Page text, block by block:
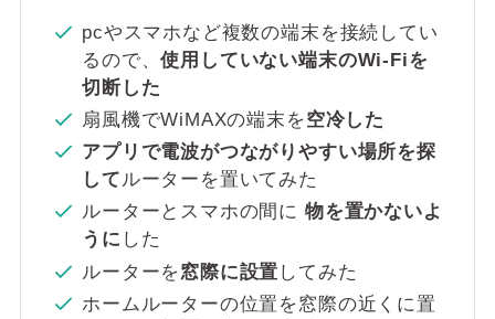
pcやスマホなど複数の端末を接続してい
るので、使用していない端末のWi-Fiを
切断した
扇風機でWiMAXの端末を空冷した
アプリで電波がつながりやすい場所を探
してルーターを置いてみた
ルーターとスマホの間に 物を置かないよ
うに した
ルーターを窓際に設置 してみた
ホームルーターの位置を窓際の近くに置